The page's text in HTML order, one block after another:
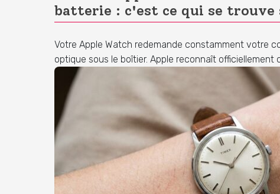
batterie : c'est ce qui se
Votre Apple Watch redemande constamment votre
optique sous le boîtier. Apple reconnaît